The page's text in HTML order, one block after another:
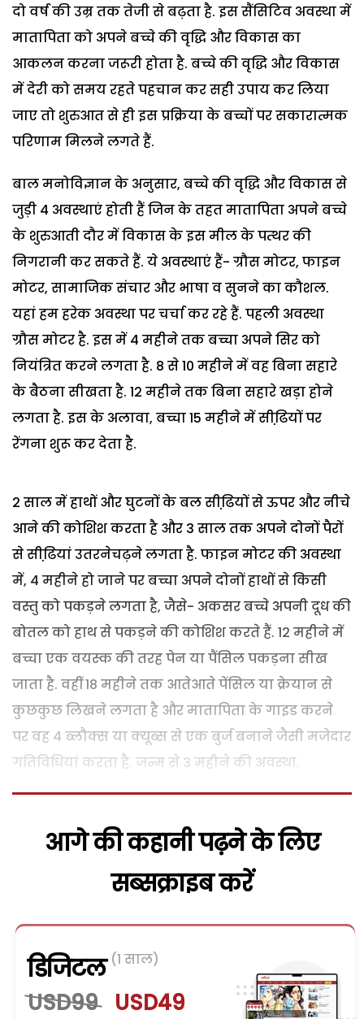
दो वर्ष की उम्र तक तेजी से बढ़ता है. इस सैंसिटिव अवस्था में
मातापिता को अपने बच्चे की वृद्धि और विकास का
आकलन करना जरूरी होता है. बच्चे की वृद्धि और विकास
में देरी को समय रहते पहचान कर सही उपाय कर लिया
जाए तो शुरुआत से ही इस प्रक्रिया के बच्चों पर सकारात्मक
परिणाम मिलने लगते हैं.
बाल मनोविज्ञान के अनुसार, बच्चे की वृद्धि और विकास से
जुड़ी 4 अवस्थाएं होती हैं जिन के तहत मातापिता अपने बच्चे
के शुरुआती दौर में विकास के इस मील के पत्थर की
निगरानी कर सकते हैं. ये अवस्थाएं हैं- ग्रौस मोटर, फाइन
मोटर, सामाजिक संचार और भाषा व सुनने का कौशल.
यहां हम हरेक अवस्था पर चर्चा कर रहे हैं. पहली अवस्था
ग्रौस मोटर है. इस में 4 महीने तक बच्चा अपने सिर को
नियंत्रित करने लगता है. 8 से 10 महीने में वह बिना सहारे
के बैठना सीखता है. 12 महीने तक बिना सहारे खड़ा होने
लगता है. इस के अलावा, बच्चा 15 महीने में सीढि़यों पर
रेंगना शुरू कर देता है.
2 साल में हाथों और घुटनों के बल सीढि़यों से ऊपर और नीचे
आने की कोशिश करता है और 3 साल तक अपने दोनों पैरों
से सीढि़यां उतरनेचढ़ने लगता है. फाइन मोटर की अवस्था
में, 4 महीने हो जाने पर बच्चा अपने दोनों हाथों से किसी
वस्तु को पकड़ने लगता है, जैसे- अकसर बच्चे अपनी दूध की
बोतल को हाथ से पकड़ने की कोशिश करते हैं. 12 महीने में
बच्चा एक वयस्क की तरह पेन या पैंसिल पकड़ना सीख
जाता है. वहीं 18 महीने तक आतेआते पेंसिल या क्रेयान से
कुछकुछ लिखने लगता है और मातापिता के गाइड करने
पर वह 4 ब्लौक्स या क्यूब्स से एक बुर्ज बनाने जैसी मजेदार
गतिविधियां करता है. जन्म से 3 महीने की अवस्था.
आगे की कहानी पढ़ने के लिए
सब्सक्राइब करें
डिजिटल (1 साल)
USD99 USD49